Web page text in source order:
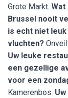
Grote Markt. Wat
Brussel nooit
is echt niet
vluchten?
Uw leuke
een gezellige
voor een
Kamerenbos.